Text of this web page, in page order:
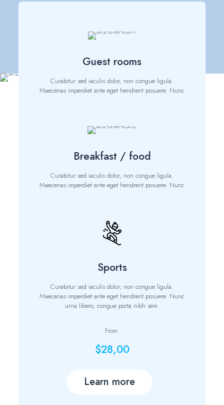
Guest rooms
Curabitur sed iaculis dolor, non congue ligula.
Maecenas imperdiet ante eget hendrerit posuere. Nunc
From:
Learn more
Breakfast / food
Curabitur sed iaculis dolor, non congue ligula.
Maecenas imperdiet ante eget hendrerit posuere. Nunc
From:
$12,00
Learn more
Sports
Curabitur sed iaculis dolor, non congue ligula.
Maecenas imperdiet ante eget hendrerit posuere. Nunc
urna libero, congue porta nibh sem.
From:
$28,00
Learn more